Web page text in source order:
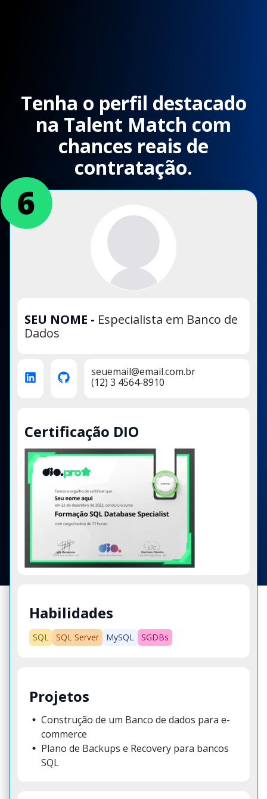
Tenha o perfil destacado
na Talent Match com
chances reais de
contratação.
SEU NOME - Especialista em Banco de
Dados
seuemail@email.com.br
(12) 3 4564-8910
Certificação DIO
Habilidades
SQL SQL Server MySQL SGDBs
Projetos
Construção de um Banco de dados para e-
commerce
Plano de Backups e Recovery para bancos
SQL